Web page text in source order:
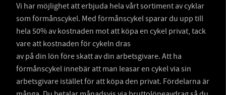
Vi har möjlighet att erbjuda hela vårt sortiment av cyklar
som förmånscykel. Med förmånscykel sparar du upp till
hela 50% av kostnaden mot att köpa en cykel privat, tack
vare att kostnaden för cykeln dras
av på din lön före skatt av din arbetsgivare. Att ha
förmånscykel innebär att man leasar en cykel via sin
arbetsgivare istället för att köpa den privat. Fördelarna är